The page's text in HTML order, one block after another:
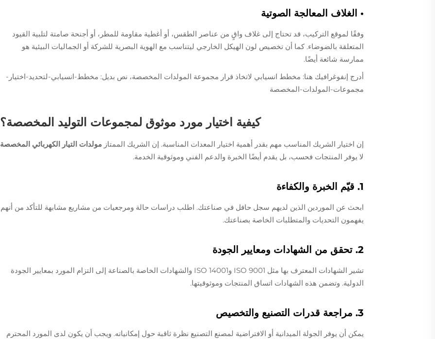
• الغلاف المعالجة الصوتية
وفقًا لموقع التركيب، قد تحتاج إلى غلاف واقٍ من عناصر الطقس، أو أغطية مقاومة للمطر، أو أجنحة صامتة لتلبية القيود
المتعلقة بالضوضاء. كما أن تخصيص لون الهيكل الخارجي ليتناسب مع الهوية البصرية للشركة أو الجماليات البيئية هو
ممارسة شائعة أيضًا.
أدرج إنفوغرافيك هنا: مخطط انسيابي لاتخاذ قرار مجموعة المولدات المخصصة، نص بديل: مخطط-انسيابي-لتحديد-اختيار-
مجموعات-المولدات-المخصصة
كيفية اختيار مورد موثوق لمجموعات التوليد المخصصة؟
إن اختيار الشريك المناسب مهم بقدر أهمية اختيار المعدات المناسبة. إن الشريك الممتاز مولدات التيار الكهربائي المخصصة
لا يوفر المنتجات فحسب، بل يقدم أيضًا الخبرة والدعم الفني وموثوقية الخدمة.
1. قيّم الخبرة والكفاءة
ابحث عن الموردين الذين لديهم سجل حافل في صناعتك. اطلب دراسات حالة ومرجعيات من مشاريع مشابهة للتأكد من أنهم
يفهمون التحديات والمتطلبات الخاصة بصناعتك.
2. تحقق من الشهادات ومعايير الجودة
تشير الشهادات المعترف بها مثل ISO 9001 وISO 14001 والشهادات الخاصة بالصناعة إلى التزام المورد بمعايير الجودة
الدولية. وتضمن هذه الشهادات اتساق المنتجات وموثوقيتها.
3. مراجعة قدرات التصنيع والتخصيص
يمكن أن يوفر الجولة الميدانية أو الافتراضية لمصنع التصنيع نظرة ثاقبة حول إمكانياته. ويجب أن يكون لدى المورد المحترم